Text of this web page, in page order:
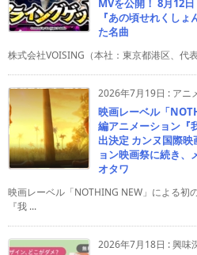
MVを公開！ 8月12
『あの頃せれくし
た名曲
株式会社VOISING（本社：東京都港区、代
2026年7月19日 : アニ
映画レーベル「
編アニメーション『
出決定 カンヌ国際
ョン映画祭に続き、
オタワ
映画レーベル「NOTHING NEW」による初
『我 ...
2026年7月18日 :興味